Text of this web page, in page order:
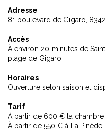
Adresse
81 boulevard de Gigaro,
Accès
À environ 20 minutes de
plage de Gigaro.
Horaires
Ouverture selon saison et
Tarif
À partir de 600 € la chambre
À partir de 550 € à La Pinède